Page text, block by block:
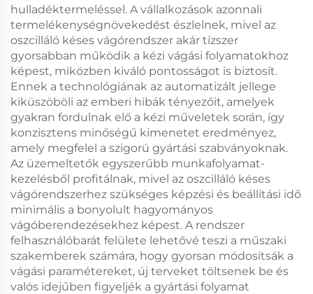
hulladéktermeléssel. A vállalkozások azonnali
termelékenységnövekedést észlelnek, mivel az
oszcilláló késes vágórendszer akár tízszer
gyorsabban működik a kézi vágási folyamatokhoz
képest, miközben kiváló pontosságot is biztosít.
Ennek a technológiának az automatizált jellege
kiküszöböli az emberi hibák tényezőit, amelyek
gyakran fordulnak elő a kézi műveletek során, így
konzisztens minőségű kimenetet eredményez,
amely megfelel a szigorú gyártási szabványoknak.
Az üzemeltetők egyszerűbb munkafolyamat-
kezelésből profitálnak, mivel az oszcilláló késes
vágórendszerhez szükséges képzési és beállítási idő
minimális a bonyolult hagyományos
vágóberendezésekhez képest. A rendszer
felhasználóbarát felülete lehetővé teszi a műszaki
szakemberek számára, hogy gyorsan módosítsák a
vágási paramétereket, új terveket töltsenek be és
valós idejűben figyeljék a gyártási folyamat